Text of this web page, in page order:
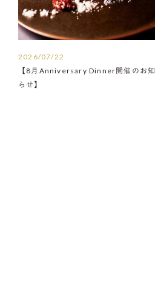
2026/07/22
【8月Anniversary Dinner開催のお知
らせ】